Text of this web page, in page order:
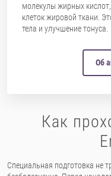
молекулы жирных
клеток жировой ткани.
тела и улучшение тонуса.
Об
Как
Специальная подготовка не